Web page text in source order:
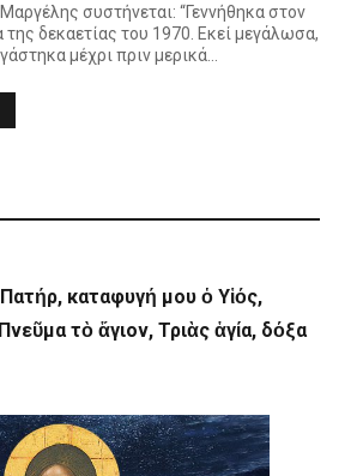
συστήνεται: “Γεννήθηκα στον
της δεκαετίας του 1970. Εκεί μεγάλωσα,
μέχρι πριν μερικά…
καταφυγή μου ὁ Υἱός,
τὸ ἅγιον, Τριὰς ἁγία, δόξα